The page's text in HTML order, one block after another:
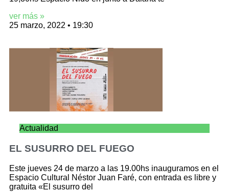
ver más »
25 marzo, 2022
19:30
Actualidad
EL SUSURRO DEL FUEGO
Este jueves 24 de marzo a las 19.00hs inauguramos en el
Espacio Cultural Néstor Juan Faré, con entrada es libre y
gratuita «El susurro del